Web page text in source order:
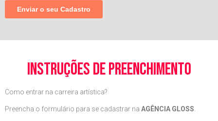
instruções de preenchimento
Como entrar na carreira artística?
Preencha o formulário para se cadastrar na AGÊNCIA GLOSS